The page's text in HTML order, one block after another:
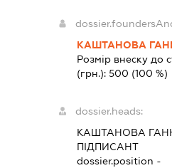
КАШТАНОВА
Розмір внеску до
(грн.):500 (100 %)
dossier.heads:
КАШТАНОВА
ПІДПИСАНТ
dossier.position -